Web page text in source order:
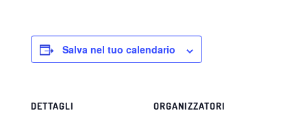
Salva nel tuo calendario
DETTAGLI ORGANIZZATORI